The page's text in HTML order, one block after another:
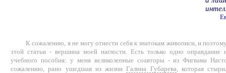
К сожалению, я не могу отнести себя к знатокам живописи, и
этой статьи - вершина моей наглости. Есть только одно оправдание
учебного пособия: у меня великолепные соавторы - из Фигвама
сожалению, рано ушедшая из жизниГалина Губарева, которая